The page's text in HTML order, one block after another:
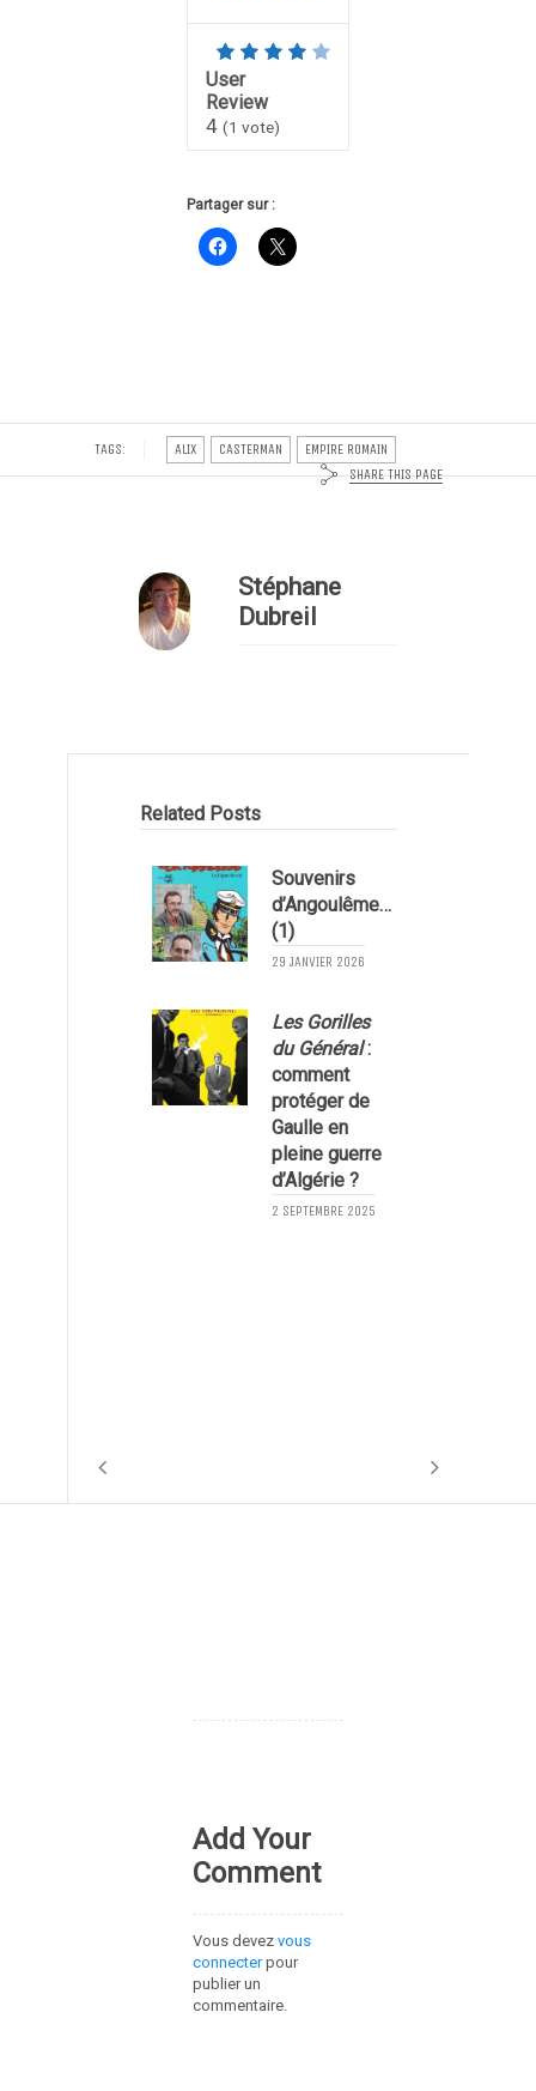
User
Review
4 (1 vote)
Partager sur :
TAGS: ALIX CASTERMAN
EMPIRE ROMAIN
SHARE THIS PAGE
Stéphane
Dubreil
Related Posts
Souvenirs
d’Angoulême…
(1)
29 JANVIER 2026
Les Gorilles
du Général:
comment
protéger de
Gaulle en
pleine guerre
d’Algérie ?
2 SEPTEMBRE 2025
Add Your
Comment
Vous devez vous
connecterpour
publier un
commentaire.